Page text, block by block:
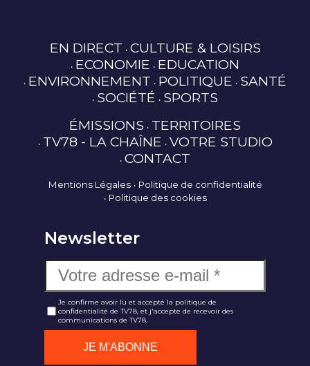
EN DIRECT CULTURE & LOISIRS
ECONOMIE EDUCATION
ENVIRONNEMENT POLITIQUE SANTÉ
SOCIÉTÉ SPORTS
ÉMISSIONS TERRITOIRES
TV78 - LA CHAÎNE VOTRE STUDIO
CONTACT
Mentions Légales
Politique de confidentialité
Politique des cookies
Newsletter
Je confirme avoir lu et accepté la politique de
confidentialité de TV78, et j'accepte de recevoir des
communications de TV78.